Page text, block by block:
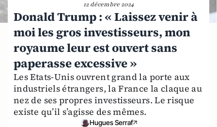
12 décembre 2024
Donald Trump : « Laissez venir à
moi les gros investisseurs, mon
royaume leur est ouvert sans
paperasse excessive »
Les Etats-Unis ouvrent grand la porte aux
industriels étrangers, la France la claque au
nez de ses propres investisseurs. Le risque
existe qu’il s’agisse des mêmes.
Hugues Serraf